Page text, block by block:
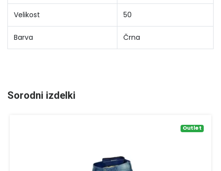
Velikost 50
Barva Črna
Sorodni izdelki
Outlet